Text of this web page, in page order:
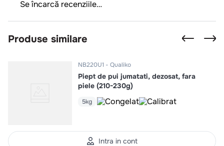
Se încarcă recenziile…
Produse similare
NB220U1 Qualiko
Piept de pui jumatati, dezosat, fara
piele (210-230g)
5kg
Intra in cont